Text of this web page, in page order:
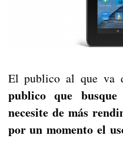
El publico al que va
publico que
necesite de más
por un momento el